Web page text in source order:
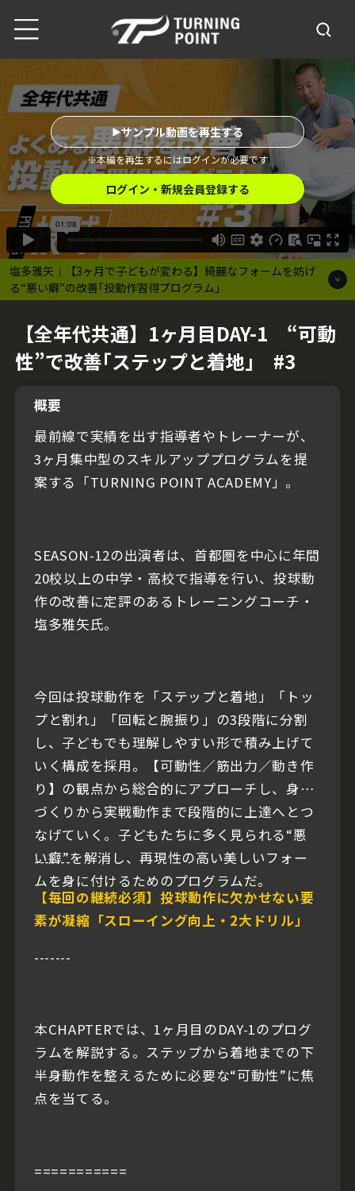
塩多雅矢｜【3ヶ月で子どもが変わる】綺麗なフォームを妨げ
る“悪い癖”の改善｢投動作習得プログラム｣
※本編を再生するにはログインが必要です
サンプル動画を再生する
ログイン・新規会員登録する
【全年代共通】1ヶ月目DAY-1 “可動
性”で改善｢ステップと着地｣ #3
概要
最前線で実績を出す指導者やトレーナーが、
3ヶ月集中型のスキルアッププログラムを提
案する「TURNING POINT ACADEMY」。
SEASON-12の出演者は、首都圏を中心に年間
20校以上の中学・高校で指導を行い、投球動
作の改善に定評のあるトレーニングコーチ・
塩多雅矢氏。
今回は投球動作を「ステップと着地」「トッ
プと割れ」「回転と腕振り」の3段階に分割
し、子どもでも理解しやすい形で積み上げて
いく構成を採用。【可動性／筋出力／動き作
り】の観点から総合的にアプローチし、身体
づくりから実戦動作まで段階的に上達へとつ
なげていく。子どもたちに多く見られる“悪
い癖”を解消し、再現性の高い美しいフォー
ムを身に付けるためのプログラムだ。
-------
【毎回の継続必須】投球動作に欠かせない要
素が凝縮「スローイング向上・2大ドリル」
-------
本CHAPTERでは、1ヶ月目のDAY-1のプログ
ラムを解説する。ステップから着地までの下
半身動作を整えるために必要な“可動性”に焦
点を当てる。
===========